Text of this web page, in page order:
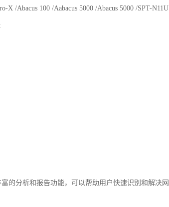
X /Abacus 100 /Aabacus 5000 /Abacus 5000 /SPT-
的分析和报告功能，可以帮助用户快速识别和解决